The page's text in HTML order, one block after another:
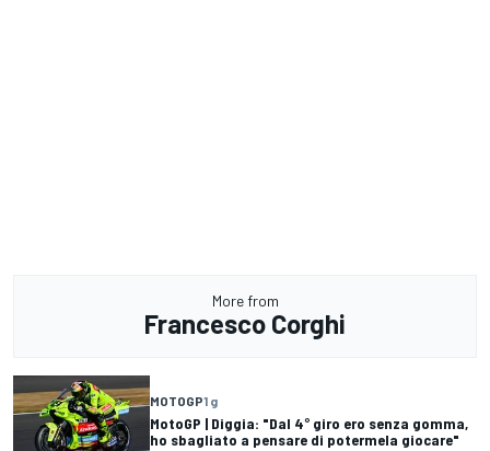
More from
Francesco Corghi
MOTOGP1 g
MotoGP | Diggia: "Dal 4° giro ero senza gomma,
ho sbagliato a pensare di potermela giocare"